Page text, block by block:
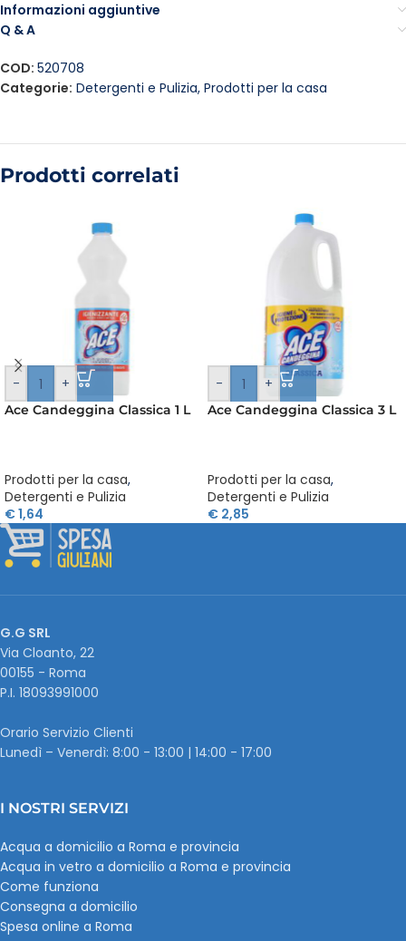
Informazioni aggiuntive
Q & A
COD: 520708
Categorie: Detergenti e Pulizia, Prodotti per la casa
Prodotti correlati
- +
Ace Candeggina Classica 1 L
Prodotti per la casa,
Detergenti e Pulizia
€1,64
- +
Ace Candeggina Classica 3 L
Prodotti per la casa,
Detergenti e Pulizia
€ 2,85
G.G SRL
Via Cloanto, 22
00155 - Roma
P.I. ‭18093991000
Orario Servizio Clienti
Lunedì – Venerdì: 8:00 - 13:00 | 14:00 - 17:00
I NOSTRI SERVIZI
Acqua a domicilio a Roma e provincia
Acqua in vetro a domicilio a Roma e provincia
Come funziona
Consegna a domicilio
Spesa online a Roma